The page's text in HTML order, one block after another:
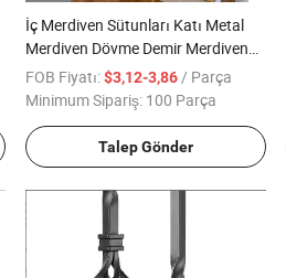
İç Merdiven Sütunları Katı Metal
Merdiven Dövme Demir Merdiven
Balustratları
FOB Fiyatı:$3,12-3,86/ Parça
Minimum Sipariş: 100 Parça
Talep Gönder